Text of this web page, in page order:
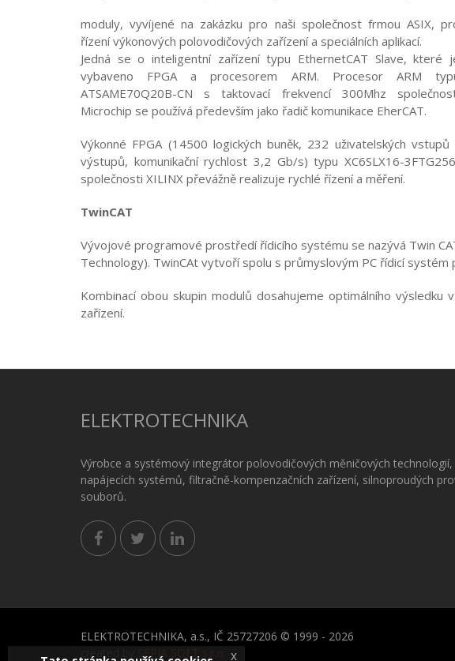
moduly, vyvíjené na zakázku pro naši společnost frmou ASIX,
řízení výkonových polovodičových zařízení a speciálních aplikací.
Jedná se o inteligentní zařízení typu EthernetCAT Slave, které
vybaveno FPGA a procesorem ARM. Procesor ARM
ATSAME70Q20B-CN s taktovací frekvencí 300Mhz
Microchip se používá především jako řadič komunikace EherCAT.
Výkonné FPGA (14500 logických buněk, 232 uživatelských vstupů
výstupů, komunikační rychlost 3,2 Gb/s) typu XC6SLX16-
společnosti XILINX převážně realizuje rychlé řízení a měření.
TwinCAT
Vývojové programové prostředí řídicího systému se nazývá Twin
Technology). TwinCAt vytvoří spolu s průmyslovým PC řídicí systém
Kombinací obou skupin modulů dosahujeme optimálního výsledku
zařízení.
ELEKTROTECHNIKA
Výrobce a systémový integrátor polovodičových měničových
napájecích systémů, filtračně-kompenzačních zařízení, silnoproudých
souborů.
ELEKTROTECHNIKA, a.s., IČ 25727206 © 1999 - 2026
created by
SEPIA SOFT s.r.o. x